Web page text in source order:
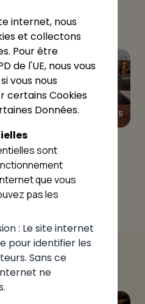
PIZZA MAYA
10
★★★★★ 4.5
PIZZA MAYA
internet, nous
et collectons
Pour être
de l'UE, nous vous
vous nous
certains Cookies
Données.
sont
que vous
pas les
: Le site internet
pour identifier les
Sans ce
ne